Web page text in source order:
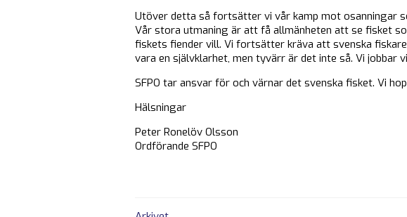
Utöver detta så fortsätter vi vår kamp mot osanningar
Vår stora utmaning är att få allmänheten att se fisket
fiskets fiender vill. Vi fortsätter kräva att svenska
vara en självklarhet, men tyvärr är det inte så. Vi
SFPO tar ansvar för och värnar det svenska fisket. Vi
Hälsningar
Peter Ronelöv Olsson
Ordförande SFPO